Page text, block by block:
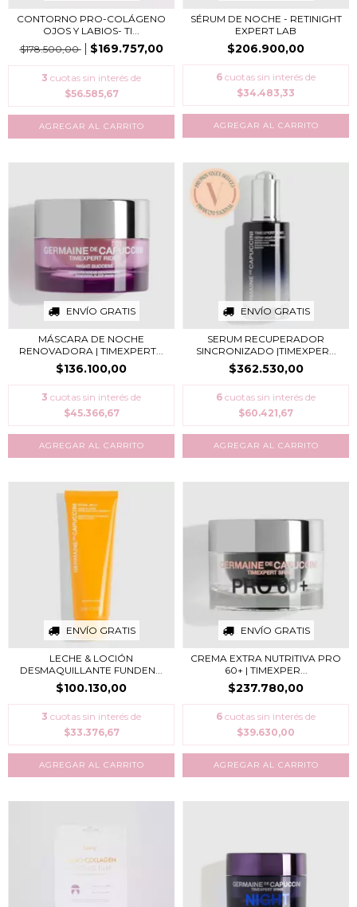
CONTORNO PRO-COLÁGENO
OJOS Y LABIOS​- TI...
$178.500,00
$169.757,00
3 cuotas sin interés de
$56.585,67
SÉRUM DE NOCHE - RETINIGHT
EXPERT LAB
$206.900,00
6 cuotas sin interés de
$34.483,33
ENVÍO GRATIS
MÁSCARA DE NOCHE
RENOVADORA | TIMEXPERT...
$136.100,00
3 cuotas sin interés de
$45.366,67
ENVÍO GRATIS
SERUM RECUPERADOR
SINCRONIZADO |TIMEXPER...
$362.530,00
6 cuotas sin interés de
$60.421,67
ENVÍO GRATIS
LECHE & LOCIÓN
DESMAQUILLANTE FUNDEN...
$100.130,00
3 cuotas sin interés de
$33.376,67
ENVÍO GRATIS
CREMA EXTRA NUTRITIVA PRO
60+ | TIMEXPER...
$237.780,00
6 cuotas sin interés de
$39.630,00